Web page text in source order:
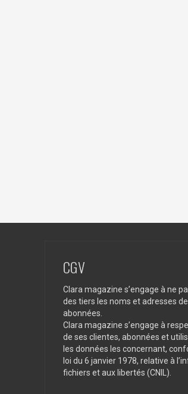
CGV
Clara magazine s’engage à ne
des tiers les noms et adresses
abonnées.
Clara magazine s’engage à
de ses clientes, abonnées et
les données les concernant,
loi du 6 janvier 1978, relative à
fichiers et aux libertés (CNIL).